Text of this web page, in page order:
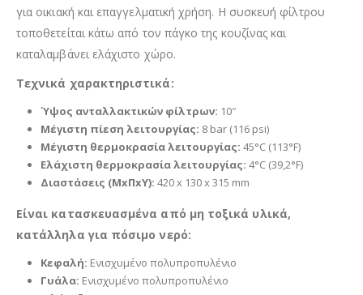
για οικιακή και επαγγελματική χρήση. Η συσκευή φίλτρου
τοποθετείται κάτω από τον πάγκο της κουζίνας και
καταλαμβάνει ελάχιστο χώρο.
Τεχνικά χαρακτηριστικά:
Ύψος ανταλλακτικών φίλτρων: 10″
Μέγιστη πίεση λειτουργίας: 8 bar (116 psi)
Μέγιστη θερμοκρασία λειτουργίας: 45°C (113°F)
Ελάχιστη θερμοκρασία λειτουργίας: 4°C (39,2°F)
Διαστάσεις (ΜxΠxΥ): 420 x 130 x 315 mm
Είναι κατασκευασμένα από μη τοξικά υλικά,
κατάλληλα για πόσιμο νερό:
Κεφαλή: Ενισχυμένο πολυπροπυλένιο
Γυάλα: Ενισχυμένο πολυπροπυλένιο